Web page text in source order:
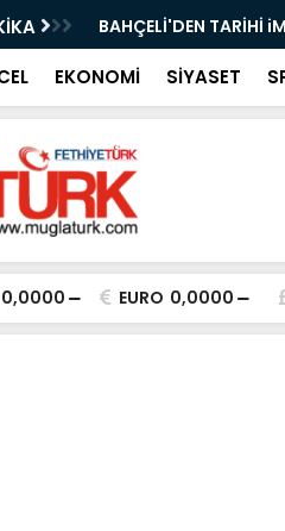
BAHÇELİ'DEN TARİHİ
EKONOMİ SİYASET
0,0000 EURO 0,0000